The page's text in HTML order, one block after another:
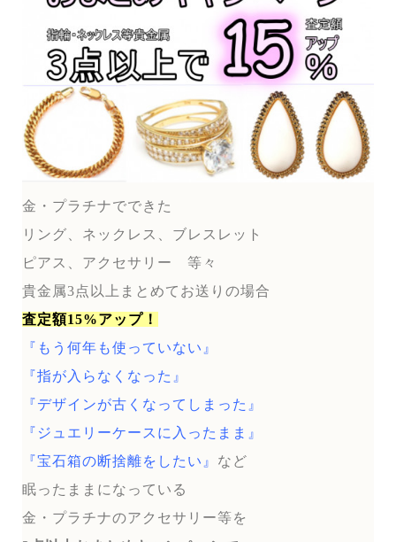
金・プラチナでできた
リング、ネックレス、ブレスレット
ピアス、アクセサリー 等々
貴金属3点以上まとめてお送りの場合
査定額15%アップ！
『もう何年も使っていない』
『指が入らなくなった』
『デザインが古くなってしまった』
『ジュエリーケースに入ったまま』
『宝石箱の断捨離をしたい』 など
眠ったままになっている
金・プラチナのアクセサリー等を